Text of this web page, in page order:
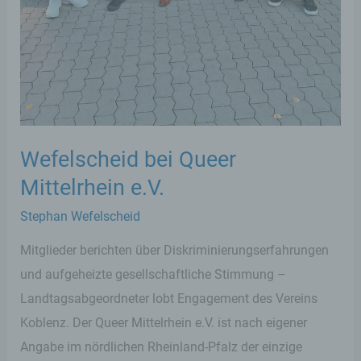
Wefelscheid bei Queer
Mittelrhein e.V.
Stephan Wefelscheid
Mitglieder berichten über Diskriminierungserfahrungen
und aufgeheizte gesellschaftliche Stimmung –
Landtagsabgeordneter lobt Engagement des Vereins
Koblenz. Der Queer Mittelrhein e.V. ist nach eigener
Angabe im nördlichen Rheinland-Pfalz der einzige